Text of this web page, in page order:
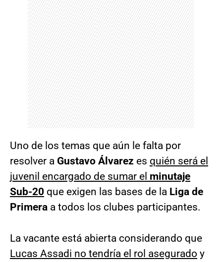
Uno de los temas que aún le falta por
resolver a Gustavo Álvarez es quién será el
juvenil encargado de sumar el minutaje
Sub-20 que exigen las bases de la Liga de
Primera a todos los clubes participantes.
La vacante está abierta considerando que
Lucas Assadi no tendría el rol asegurado y